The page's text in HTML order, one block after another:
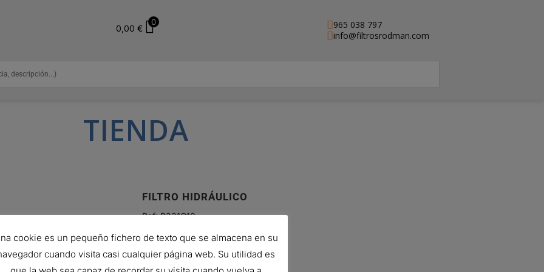
965 038 797
info@filtrosrodman.com
0,00 €
0
TIENDA
FILTRO HIDRÁULICO
Ref: R331C10
59,40 €
Hay existencias (puede reservarse)
cookie es un pequeño fichero de texto que se almacena en su
cuando visita casi cualquier página web. Su utilidad es